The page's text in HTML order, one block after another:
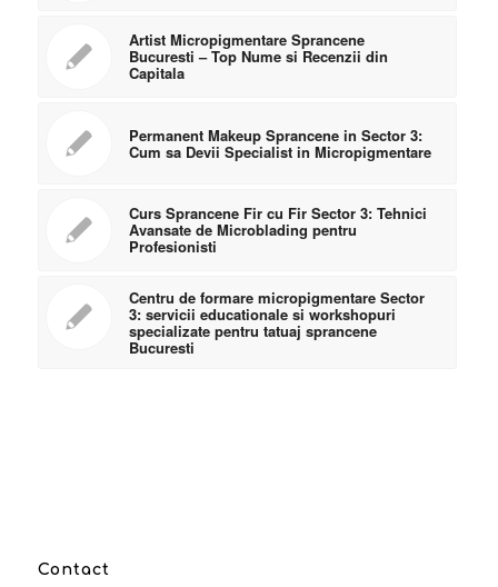
Artist Micropigmentare Sprancene
Bucuresti – Top Nume si Recenzii din
Capitala
Permanent Makeup Sprancene in Sector 3:
Cum sa Devii Specialist in Micropigmentare
Curs Sprancene Fir cu Fir Sector 3: Tehnici
Avansate de Microblading pentru
Profesionisti
Centru de formare micropigmentare Sector
3: servicii educationale si workshopuri
specializate pentru tatuaj sprancene
Bucuresti
Contact